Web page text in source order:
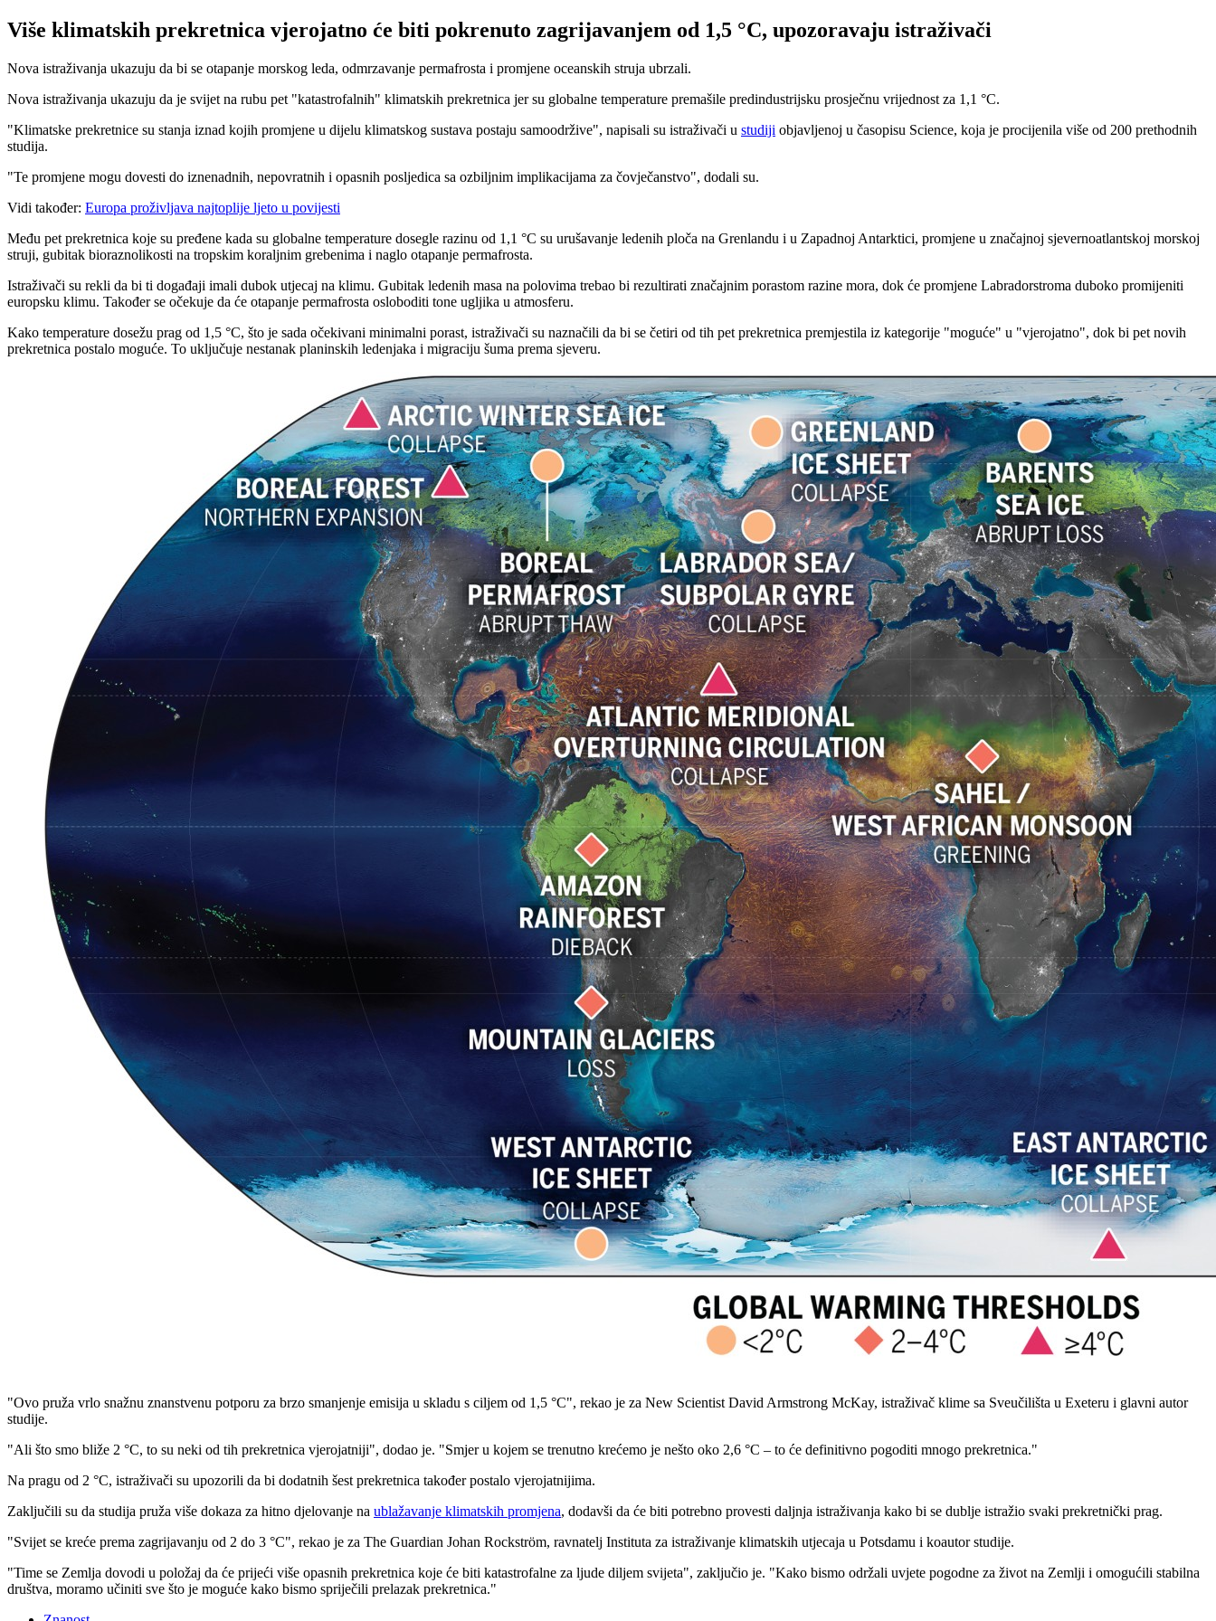
Više klimatskih prekretnica vjerojatno će biti pokrenuto zagrijavanjem od 1,5 °C, upozoravaju istraživači
Nova istraživanja ukazuju da bi se otapanje morskog leda, odmrzavanje permafrosta i promjene oceanskih struja ubrzali.
Nova istraživanja ukazuju da je svijet na rubu pet "katastrofalnih" klimatskih prekretnica jer su globalne temperature premašile predindustrijsku prosječnu vrijednost za 1,1 °C.
"Klimatske prekretnice su stanja iznad kojih promjene u dijelu klimatskog sustava postaju samoodržive", napisali su istraživači u studiji objavljenoj u časopisu Science, koja je procijenila više od 200 prethodnih
studija.
"Te promjene mogu dovesti do iznenadnih, nepovratnih i opasnih posljedica sa ozbiljnim implikacijama za čovječanstvo", dodali su.
Vidi također: Europa proživljava najtoplije ljeto u povijesti
Među pet prekretnica koje su pređene kada su globalne temperature dosegle razinu od 1,1 °C su urušavanje ledenih ploča na Grenlandu i u Zapadnoj Antarktici, promjene u značajnoj sjevernoatlantskoj morskoj
struji, gubitak bioraznolikosti na tropskim koraljnim grebenima i naglo otapanje permafrosta.
Istraživači su rekli da bi ti događaji imali dubok utjecaj na klimu. Gubitak ledenih masa na polovima trebao bi rezultirati značajnim porastom razine mora, dok će promjene Labradorstroma duboko promijeniti
europsku klimu. Također se očekuje da će otapanje permafrosta osloboditi tone ugljika u atmosferu.
Kako temperature dosežu prag od 1,5 °C, što je sada očekivani minimalni porast, istraživači su naznačili da bi se četiri od tih pet prekretnica premjestila iz kategorije "moguće" u "vjerojatno", dok bi pet novih
prekretnica postalo moguće. To uključuje nestanak planinskih ledenjaka i migraciju šuma prema sjeveru.
"Ovo pruža vrlo snažnu znanstvenu potporu za brzo smanjenje emisija u skladu s ciljem od 1,5 °C", rekao je za New Scientist David Armstrong McKay, istraživač klime sa Sveučilišta u Exeteru i glavni autor
studije.
"Ali što smo bliže 2 °C, to su neki od tih prekretnica vjerojatniji", dodao je. "Smjer u kojem se trenutno krećemo je nešto oko 2,6 °C – to će definitivno pogoditi mnogo prekretnica."
Na pragu od 2 °C, istraživači su upozorili da bi dodatnih šest prekretnica također postalo vjerojatnijima.
Zaključili su da studija pruža više dokaza za hitno djelovanje na ublažavanje klimatskih promjena, dodavši da će biti potrebno provesti daljnja istraživanja kako bi se dublje istražio svaki prekretnički prag.
"Svijet se kreće prema zagrijavanju od 2 do 3 °C", rekao je za The Guardian Johan Rockström, ravnatelj Instituta za istraživanje klimatskih utjecaja u Potsdamu i koautor studije.
"Time se Zemlja dovodi u položaj da će prijeći više opasnih prekretnica koje će biti katastrofalne za ljude diljem svijeta", zaključio je. "Kako bismo održali uvjete pogodne za život na Zemlji i omogućili stabilna
društva, moramo učiniti sve što je moguće kako bismo spriječili prelazak prekretnica."